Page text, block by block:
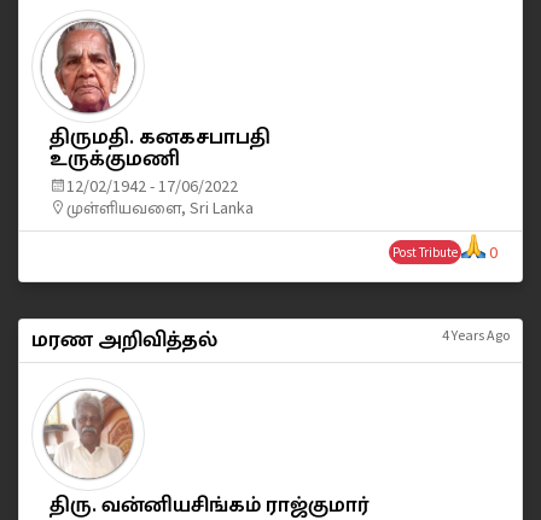
திருமதி. கனகசபாபதி
உருக்குமணி
12/02/1942 - 17/06/2022
முள்ளியவளை, Sri Lanka
0
Post Tribute
மரண அறிவித்தல் 4 Years Ago
திரு. வன்னியசிங்கம் ராஜ்குமார்